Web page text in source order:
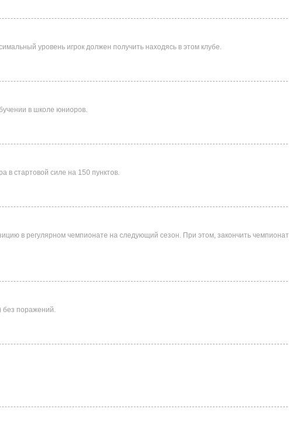
уровень игрок должен получить находясь в этом клубе.
в школе юниоров.
в стартовой силе на 150 пунктов.
в регулярном чемпионате на следующий сезон. При этом, закончить чемпионат
без поражений.